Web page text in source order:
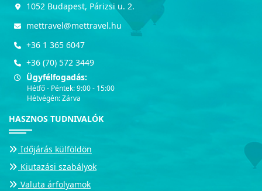
1052 Budapest, Párizsi u. 2.
mettravel@mettravel.hu
+36 1 365 6047
+36 (70) 572 3449
Ügyfélfogadás:
Hétfő - Péntek: 9:00 - 15:00
Hétvégén: Zárva
HASZNOS TUDNIVALÓK
Időjárás külföldön
Kiutazási szabályok
Valuta árfolyamok